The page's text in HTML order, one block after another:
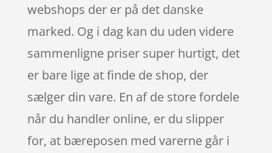
webshops der er på det danske
marked. Og i dag kan du uden videre
sammenligne priser super hurtigt, det
er bare lige at finde de shop, der
sælger din vare. En af de store fordele
når du handler online, er du slipper
for, at bæreposen med varerne går i